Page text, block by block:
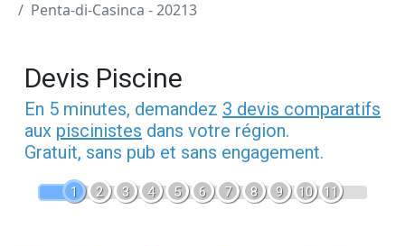
Penta-di-Casinca - 20213
Devis Piscine
En 5 minutes, demandez 3 devis comparatifs
aux piscinistes dans votre région.
Gratuit, sans pub et sans engagement.
1 2 3 4 5 6 7 8 9 10 11